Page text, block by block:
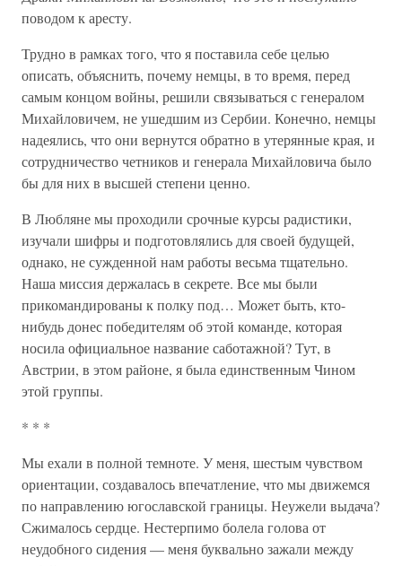
поводом к аресту.
Трудно в рамках того, что я поставила себе целью
описать, объяснить, почему немцы, в то время, перед
самым концом войны, решили связываться с генералом
Михайловичем, не ушедшим из Сербии. Конечно, немцы
надеялись, что они вернутся обратно в утерянные края, и
сотрудничество четников и генерала Михайловича было
бы для них в высшей степени ценно.
В Любляне мы проходили срочные курсы радистики,
изучали шифры и подготовлялись для своей будущей,
однако, не сужденной нам работы весьма тщательно.
Наша миссия держалась в секрете. Все мы были
прикомандированы к полку под… Может быть, кто-
нибудь донес победителям об этой команде, которая
носила официальное название саботажной? Тут, в
Австрии, в этом районе, я была единственным Чином
этой группы.
* * *
Мы ехали в полной темноте. У меня, шестым чувством
ориентации, создавалось впечатление, что мы движемся
по направлению югославской границы. Неужели выдача?
Сжималось сердце. Нестерпимо болела голова от
неудобного сидения — меня буквально зажали между